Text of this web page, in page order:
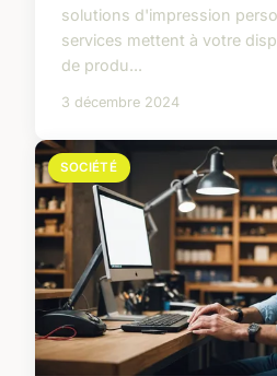
solutions d'impression
services mettent à votre
de produ...
3 décembre 2024
SOCIÉTÉ